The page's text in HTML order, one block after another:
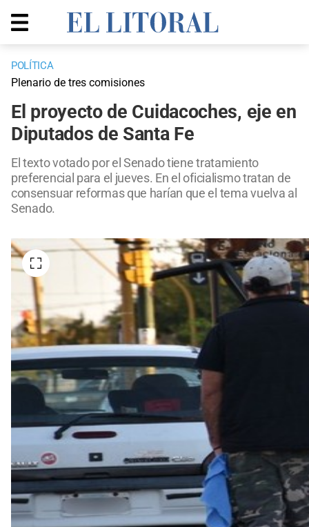
POLÍTICA
Plenario de tres comisiones
El proyecto de Cuidacoches, eje en
Diputados de Santa Fe
El texto votado por el Senado tiene tratamiento
preferencial para el jueves. En el oficialismo tratan de
consensuar reformas que harían que el tema vuelva al
Senado.